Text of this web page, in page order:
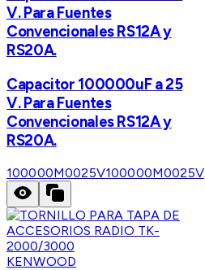
V. Para Fuentes
Convencionales RS12A y
RS20A.
Capacitor 100000uF a 25
V. Para Fuentes
Convencionales RS12A y
RS20A.
100000M0025V100000M0025V
KENWOOD